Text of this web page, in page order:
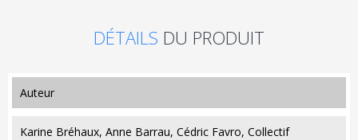
DÉTAILS DU PRODUIT
auteur
Karine Bréhaux, Anne Barrau, Cédric Favro, Collectif